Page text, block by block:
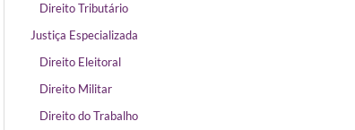
Direito Tributário
Justiça Especializada
Direito Eleitoral
Direito Militar
Direito do Trabalho